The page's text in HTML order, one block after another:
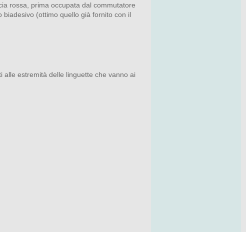
rossa, prima occupata dal commutatore
(ottimo quello già fornito con il
estremità delle linguette che vanno ai